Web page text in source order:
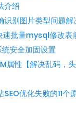
介绍
识别图片类型问题
批量mysql修改表
安全加固设置
属性【解决乱码，
优化失败的11个